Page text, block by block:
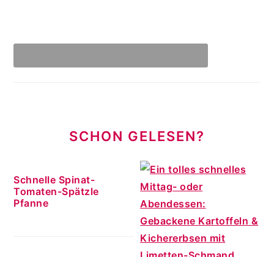
SCHON GELESEN?
Schnelle Spinat-
Tomaten-Spätzle
Pfanne